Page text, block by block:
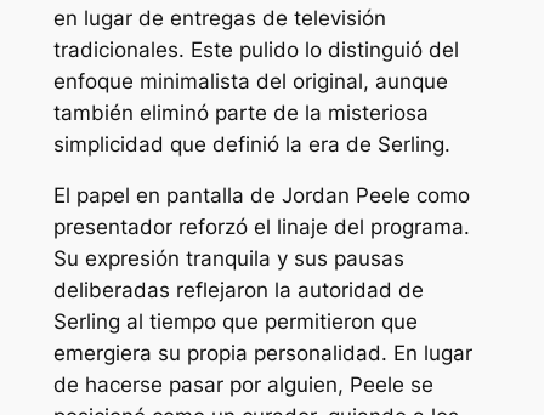
en lugar de entregas de televisión
tradicionales. Este pulido lo distinguió del
enfoque minimalista del original, aunque
también eliminó parte de la misteriosa
simplicidad que definió la era de Serling.
El papel en pantalla de Jordan Peele como
presentador reforzó el linaje del programa.
Su expresión tranquila y sus pausas
deliberadas reflejaron la autoridad de
Serling al tiempo que permitieron que
emergiera su propia personalidad. En lugar
de hacerse pasar por alguien, Peele se